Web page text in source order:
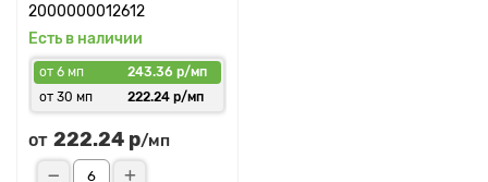
2000000012612
Есть в наличии
от 6 мп
243.36 р/мп
от 30 мп
222.24 р/мп
от 222.24 р/мп